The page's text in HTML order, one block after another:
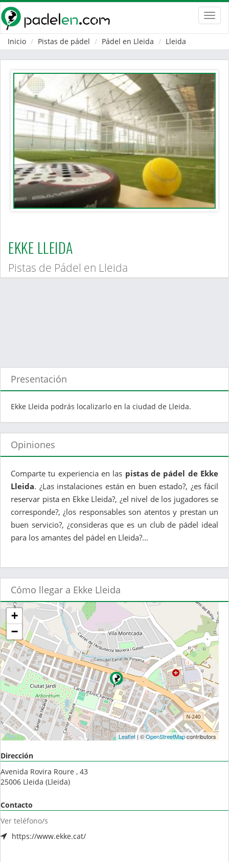
Inicio
Pistas de pádel Pádel en Lleida Lleida
EKKE LLEIDA
Pistas de Pádel en Lleida
Presentación
Ekke Lleida podrás localizarlo en la ciudad de Lleida.
Opiniones
Comparte tu experiencia en las pistas de pádel de Ekke
Lleida. ¿Las instalaciones están en buen estado?, ¿es fácil
reservar pista en Ekke Lleida?, ¿el nivel de los jugadores se
corresponde?, ¿los responsables son atentos y prestan un
buen servicio?, ¿consideras que es un club de pádel ideal
para los amantes del pádel en Lleida?...
Cómo llegar a Ekke Lleida
+
−
Leaflet| ©OpenStreetMapcontributors
Dirección
Avenida Rovira Roure , 43
25006 Lleida (Lleida)
Contacto
Ver teléfono/s
https://www.ekke.cat/